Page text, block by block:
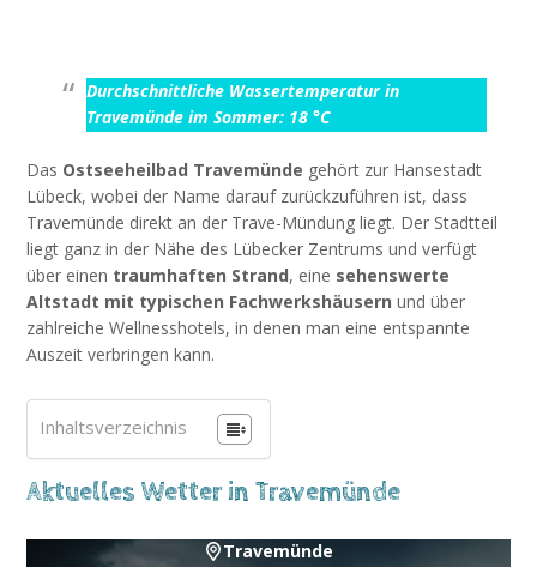
Durchschnittliche Wassertemperatur in
Travemünde im Sommer: 18 °C
Das Ostseeheilbad Travemünde gehört zur Hansestadt
Lübeck, wobei der Name darauf zurückzuführen ist, dass
Travemünde direkt an der Trave-Mündung liegt. Der Stadtteil
liegt ganz in der Nähe des Lübecker Zentrums und verfügt
über einen traumhaften Strand, eine sehenswerte
Altstadt mit typischen Fachwerkshäusern und über
zahlreiche Wellnesshotels, in denen man eine entspannte
Auszeit verbringen kann.
Inhaltsverzeichnis
Aktuelles Wetter in Travemünde
Travemünde